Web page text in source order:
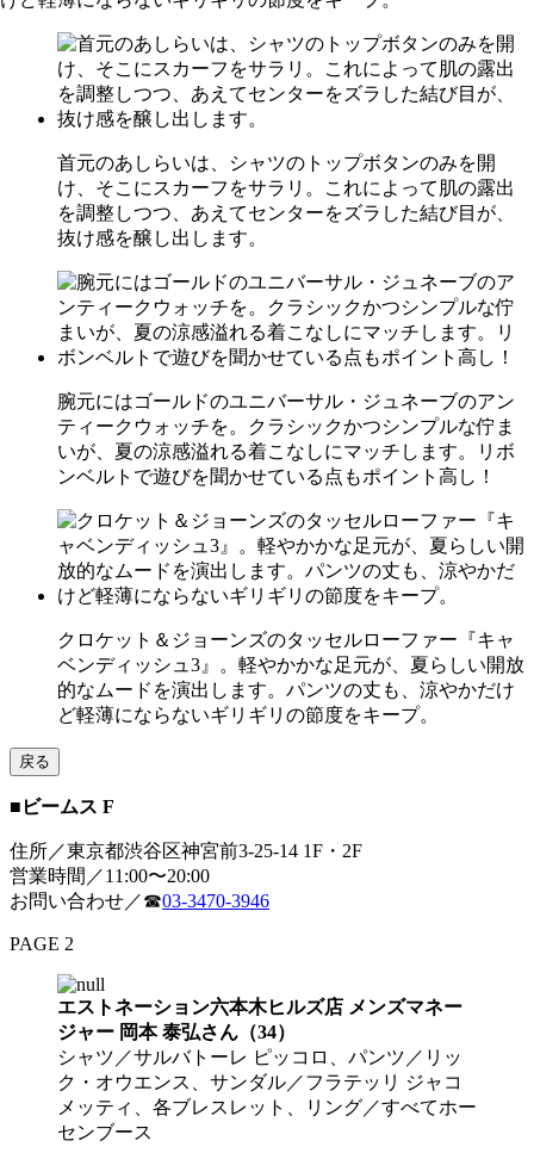
首元のあしらいは、シャツのトップボタンのみを開
け、そこにスカーフをサラリ。これによって肌の露出
を調整しつつ、あえてセンターをズラした結び目が、
抜け感を醸し出します。
腕元にはゴールドのユニバーサル・ジュネーブのアン
ティークウォッチを。クラシックかつシンプルな佇ま
いが、夏の涼感溢れる着こなしにマッチします。リボ
ンベルトで遊びを聞かせている点もポイント高し！
クロケット＆ジョーンズのタッセルローファー『キャ
ベンディッシュ3』。軽やかかな足元が、夏らしい開放
的なムードを演出します。パンツの丈も、涼やかだけ
ど軽薄にならないギリギリの節度をキープ。
戻る
■ビームス F
住所／東京都渋谷区神宮前3-25-14 1F・2F
営業時間／11:00〜20:00
お問い合わせ／☎︎03-3470-3946
PAGE 2
エストネーション六本木ヒルズ店 メンズマネー
ジャー 岡本 泰弘さん（34）
シャツ／サルバトーレ ピッコロ、パンツ／リッ
ク・オウエンス、サンダル／フラテッリ ジャコ
メッティ、各ブレスレット、リング／すべてホー
センブース